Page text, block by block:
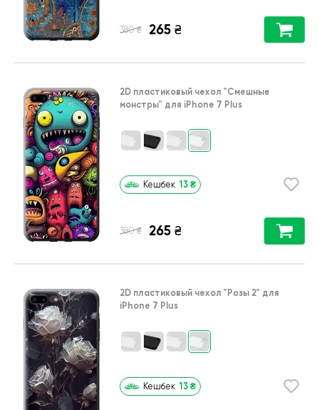
380 ₴ 265 ₴
2D пластиковый чехол "Cмешные
монстры" для iPhone 7 Plus
Кешбек 13 ₴
380 ₴ 265 ₴
2D пластиковый чехол "Розы 2" для
iPhone 7 Plus
Кешбек 13 ₴